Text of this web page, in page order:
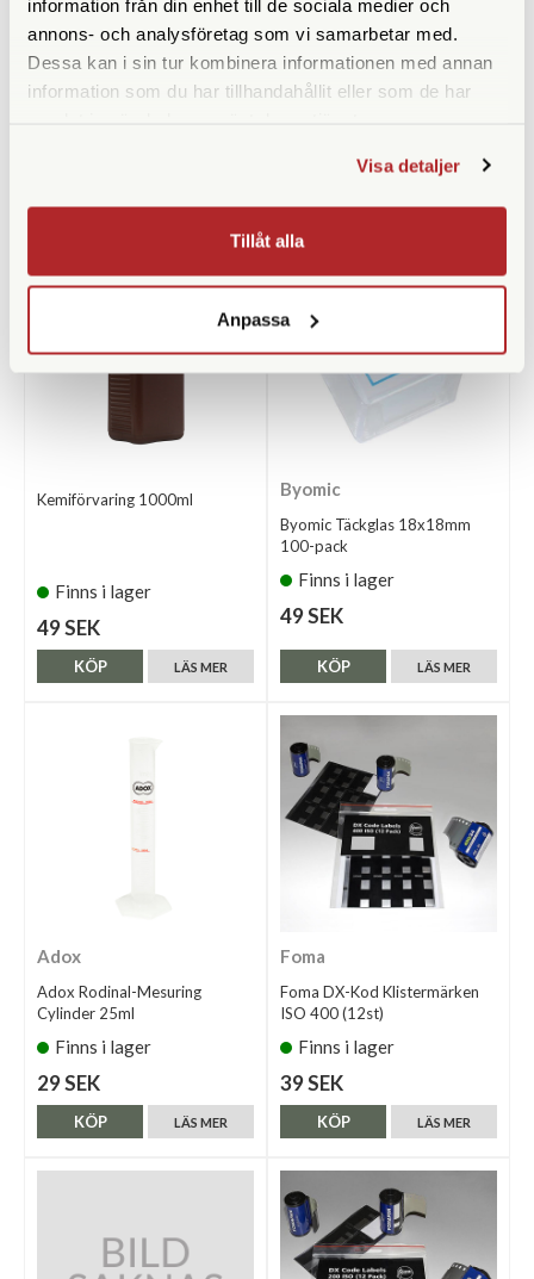
information från din enhet till de sociala medier och
annons- och analysföretag som vi samarbetar med.
Dessa kan i sin tur kombinera informationen med annan
information som du har tillhandahållit eller som de har
Visa detaljer
Tillåt alla
Anpassa
LÄS MER
KÖP LÄS MER
KÖP
Kemiförvaring 1000ml
Finns i lager
49 SEK
LÄS MER
KÖP
Byomic
Byomic Täckglas 18x18mm
100-pack
Finns i lager
49 SEK
LÄS MER
KÖP
Adox
Adox Rodinal-Mesuring
Cylinder 25ml
Finns i lager
29 SEK
LÄS MER
KÖP
Foma
Foma DX-Kod Klistermärken
ISO 400 (12st)
Finns i lager
39 SEK
LÄS MER
KÖP